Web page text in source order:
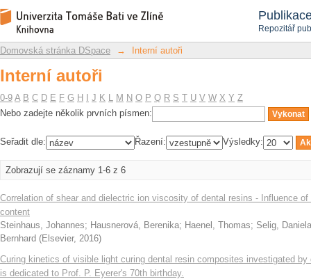
Repozitář
Interní autoři
Repozitář DSpace/Manakin
Domovská stránka DSpace → Interní autoři
Interní autoři
0-9 A B C D E F G H J K L M N O P Q R S T U V W X Y Z
Nebo zadejte několik prvních písmen:
Seřadit dle: Řazení: Výsledky:
Zobrazují se záznamy 1-6 z 6
Correlation of shear and dielectric ion viscosity of dental resins - Influence
content
Steinhaus, Johannes; Hausnerová, Berenika; Haenel, Thomas; Selig, Daniela
Bernhard (Elsevier, 2016)
Curing kinetics of visible light curing dental resin composites investigated
is dedicated to Prof. P. Eyerer's 70th birthday.